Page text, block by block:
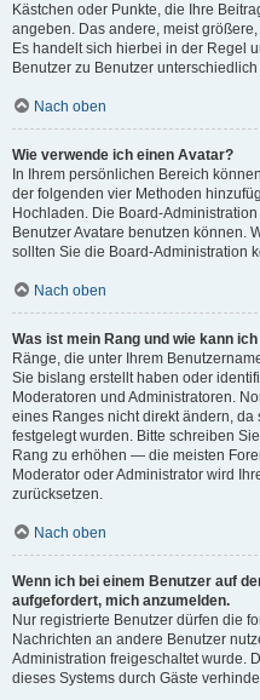
Kästchen oder Punkte, die Ihre
angeben. Das andere, meist
Es handelt sich hierbei in der Regel
Benutzer zu Benutzer unterschiedlich
Nach oben
Wie verwende ich einen Avatar?
In Ihrem persönlichen Bereich
der folgenden vier Methoden
Hochladen. Die Board-
Benutzer Avatare benutzen können.
sollten Sie die Board-Administration
Nach oben
Was ist mein Rang und wie kann
Ränge, die unter Ihrem
Sie bislang erstellt haben oder
Moderatoren und Administratoren.
eines Ranges nicht direkt ändern,
festgelegt wurden. Bitte schreiben
Rang zu erhöhen — die meisten
Moderator oder Administrator wird
zurücksetzen.
Nach oben
Wenn ich bei einem Benutzer auf
aufgefordert, mich anzumelden.
Nur registrierte Benutzer dürfen die
Nachrichten an andere Benutzer
Administration freigeschaltet wurde.
dieses Systems durch Gäste